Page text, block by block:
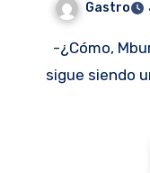
Gastro
-¿Cómo, Mburicao, cambió de ramo? – No,
sigue siendo